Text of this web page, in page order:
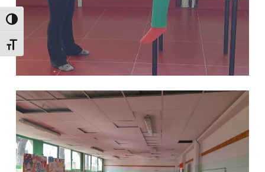
Attiva/disattiva alto contrasto
Attiva/disattiva dimensione testo